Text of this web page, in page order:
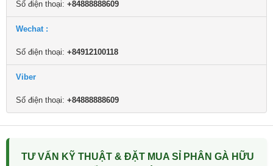
Số điện thoại: +84888888609
Wechat :
Số điện thoại: +84912100118
Viber
Số điện thoại: +84888888609
TƯ VẤN KỸ THUẬT & ĐẶT MUA SỈ PHÂN GÀ HỮU